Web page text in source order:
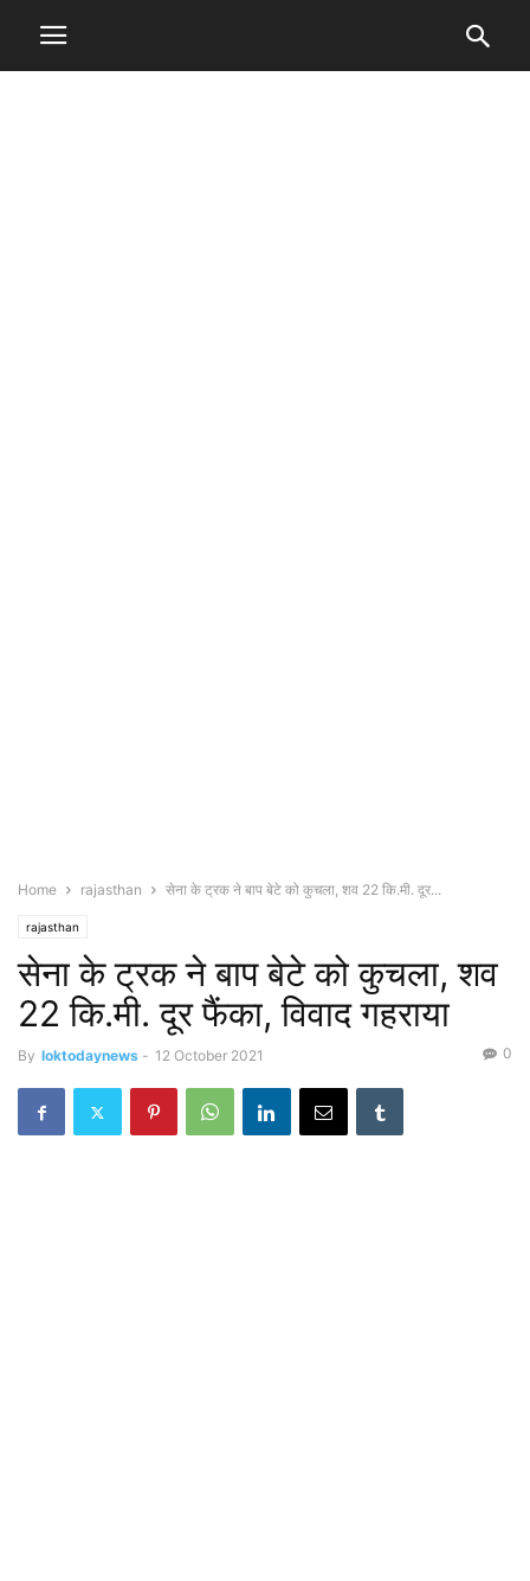
Home rajasthan सेना के ट्रक ने बाप बेटे को कुचला, शव 22 कि.मी. दूर...
rajasthan
सेना के ट्रक ने बाप बेटे को कुचला, शव
22 कि.मी. दूर फैंका, विवाद गहराया
By loktodaynews - 12 October 2021 0